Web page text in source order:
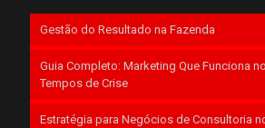
Gestão do Resultado na Fazenda
Guia Completo: Marketing Que Funciona
Tempos de Crise
Estratégia para Negócios de Consultoria